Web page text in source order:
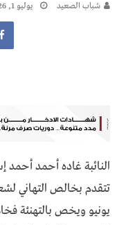
شباب الصعيد يوليو 1, 2026
النائبة غاده أحمد
يونيو ويخص بالتهنئة